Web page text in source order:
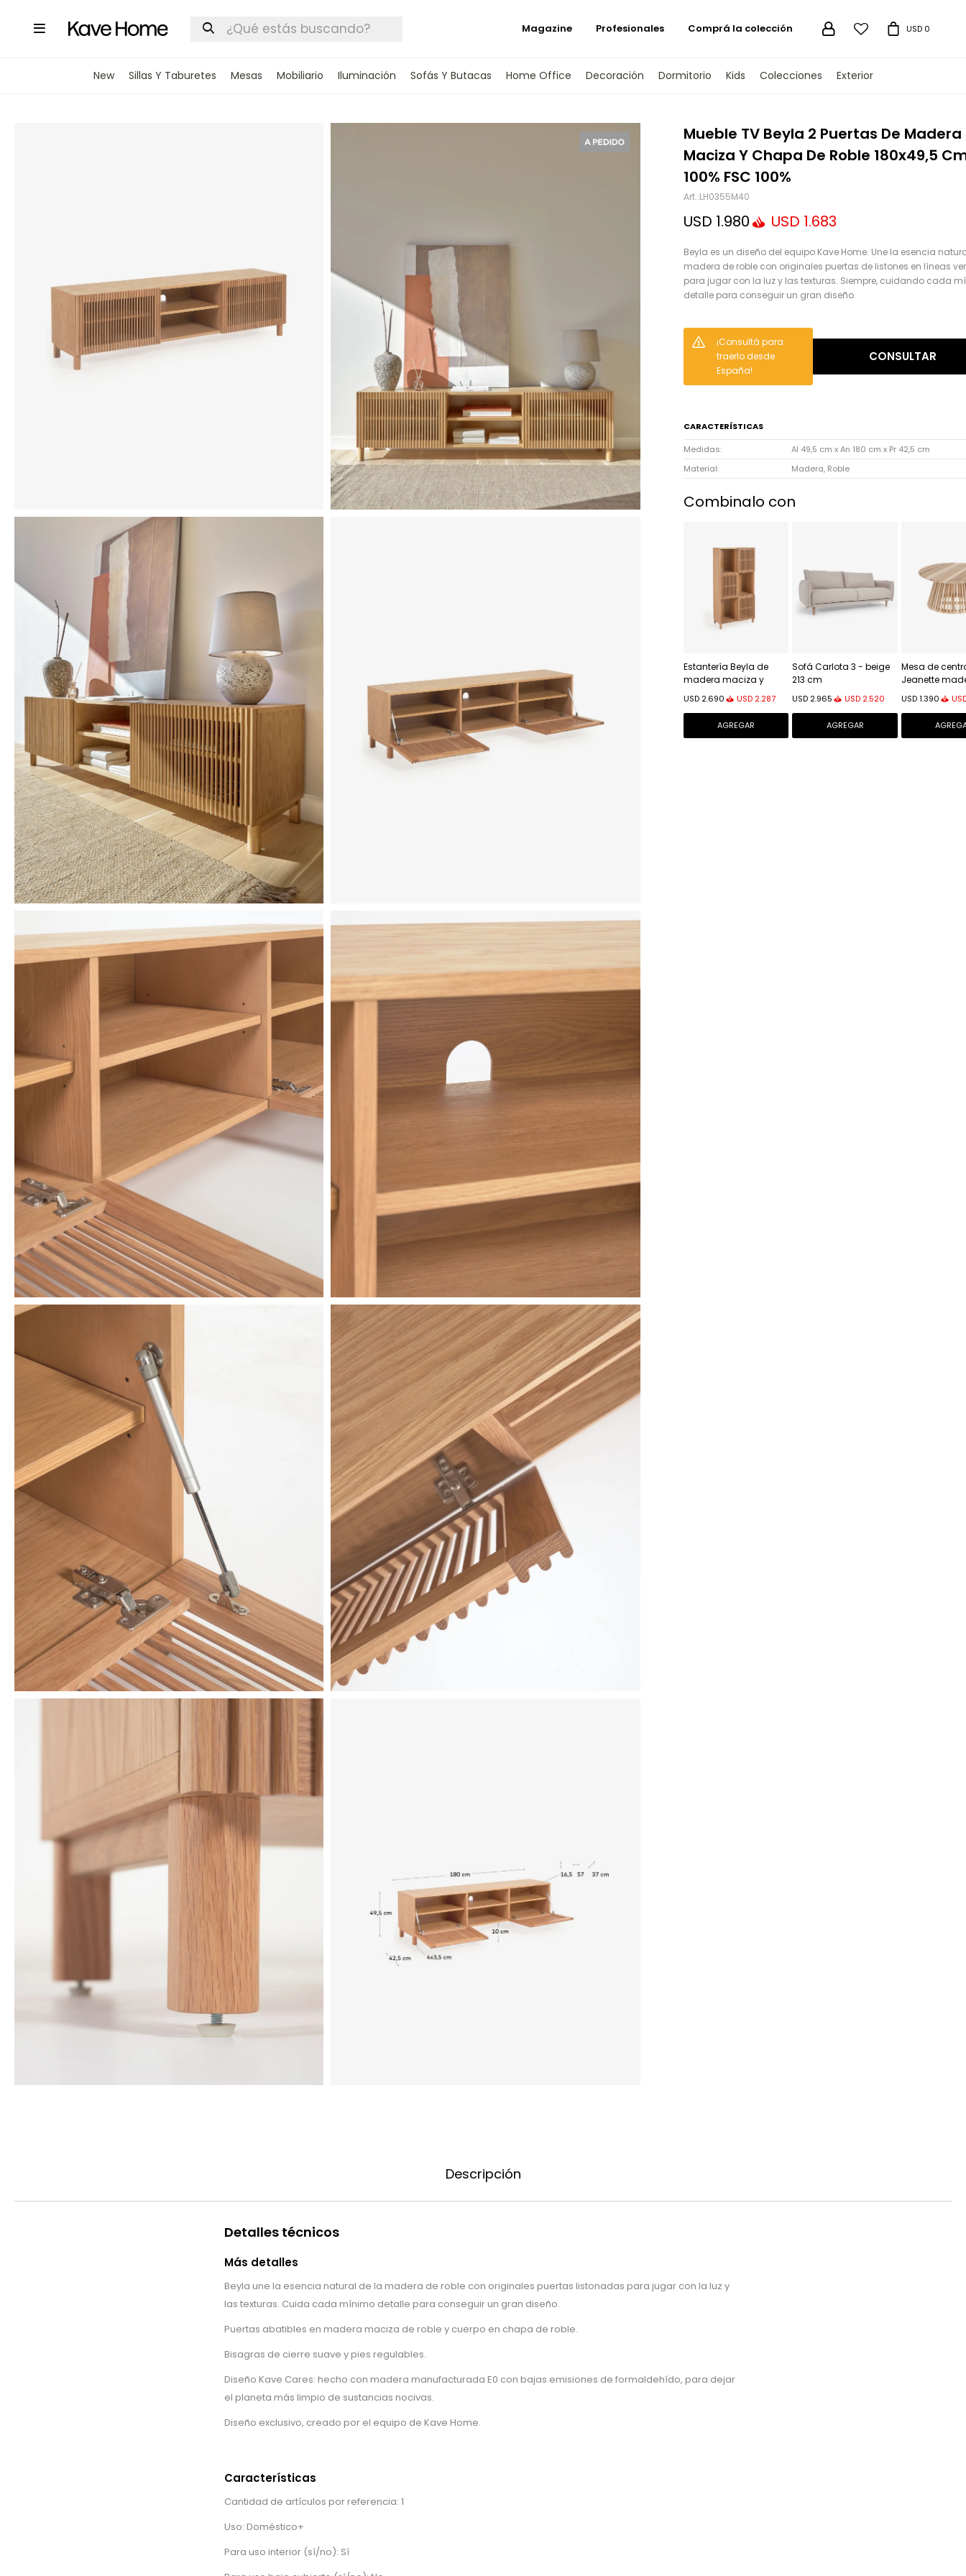

New Sillas Y Taburetes Mesas Mobiliario Iluminación Sofás Y Butacas Home Office Decoración Dormitorio Kids Colecciones Exterior
 USD 0
Magazine Profesionales Comprá la colección
Mueble TV Beyla 2 Puertas De Madera
Maciza Y Chapa De Roble 180x49,5
100% FSC 100%
LH0355M40
USD 1.980 USD 1.683
Beyla es un diseño del equipo Kave Home. Une la esencia
madera de roble con originales puertas de listones en líneas
para jugar con la luz y las texturas. Siempre, cuidando cada
detalle para conseguir un gran diseño.
¡Consultá para
traerlo desde
España!
CONSULTAR
CARACTERÍSTICAS
Medidas
Al 49,5 cm x An 180 cm x Pr 42,5 cm
Material
Madera, Roble
Combinalo con
Estantería Beyla de
madera maciza y
chapa de roble 84,5 x
170 cm FSC 100%
USD 2.690 USD 2.287
Sofá Carlota 3 - beige
213 cm
USD 2.965 USD 2.520
Mesa de
Jeanette
maciza de -
natural Ø 80
USD1.390
Descripción
Detalles técnicos
Más detalles
Beyla une la esencia natural de la madera de roble con originales puertas listonadas para jugar con la luz y
las texturas. Cuida cada mínimo detalle para conseguir un gran diseño.
Puertas abatibles en madera maciza de roble y cuerpo en chapa de roble.
Bisagras de cierre suave y pies regulables.
Diseño Kave Cares: hecho con madera manufacturada E0 con bajas emisiones de formaldehído, para dejar
el planeta más limpio de sustancias nocivas.
Diseño exclusivo, creado por el equipo de Kave Home.
Características
Cantidad de artículos por referencia: 1
Uso: Doméstico+
Para uso interior (sí/no): Sí
Teléfono